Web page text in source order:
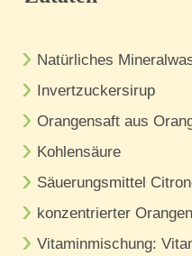
Natürliches
Invertzuckersirup
Orangensaft aus
Kohlensäure
Säuerungsmittel
konzentrierter
Vitaminmischung: